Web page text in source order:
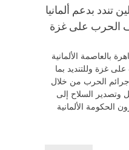
بدعم ألمانيا
الحرب على غزة
بالعاصمة الألمانية
غزة وللتنديد بما
الحرب من خلال
وتصدير السلاح إلى
الحكومة الألمانية